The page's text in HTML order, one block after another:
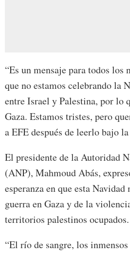
“Es un mensaje para todos los
que no estamos celebrando la
entre Israel y Palestina, por lo
Gaza. Estamos tristes, pero
a EFE después de leerlo bajo
El presidente de la Autoridad
(ANP), Mahmoud Abás,
esperanza en que esta
guerra en Gaza y de la
territorios palestinos ocupados.
“El río de sangre, los